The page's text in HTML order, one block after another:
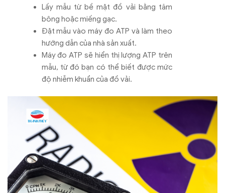
Lấy mẫu từ bề mặt đồ vải bằng tăm
bông hoặc miếng gạc.
Đặt mẫu vào máy đo ATP và làm theo
hướng dẫn của nhà sản xuất.
Máy đo ATP sẽ hiển thị lượng ATP trên
mẫu, từ đó bạn có thể biết được mức
độ nhiễm khuẩn của đồ vải.